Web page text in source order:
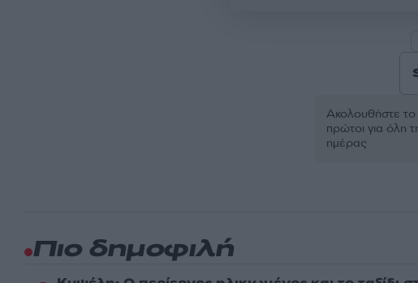
Ακολουθήστε
πρώτοι για όλη
ημέρας
Πιο δημοφιλή